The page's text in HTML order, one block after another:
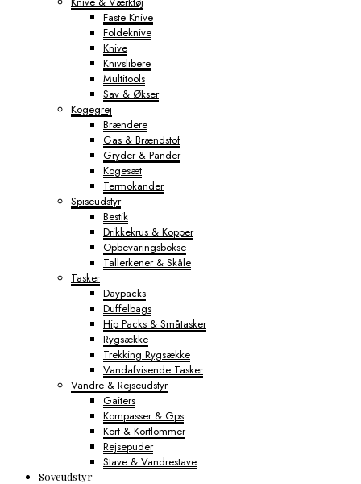
Faste Knive
Foldeknive
Knive
Knivslibere
Multitools
Sav & Økser
Kogegrej
Brændere
Gas & Brændstof
Gryder & Pander
Kogesæt
Termokander
Spiseudstyr
Bestik
Drikkekrus & Kopper
Opbevaringsbokse
Tallerkener & Skåle
Tasker
Daypacks
Duffelbags
Hip Packs & Småtasker
Rygsække
Trekking Rygsække
Vandafvisende Tasker
Vandre & Rejseudstyr
Gaiters
Kompasser & Gps
Kort & Kortlommer
Rejsepuder
Stave & Vandrestave
Soveudstyr